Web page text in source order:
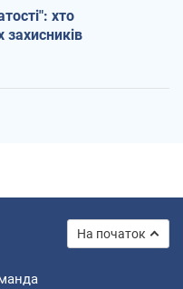
хто
На початок